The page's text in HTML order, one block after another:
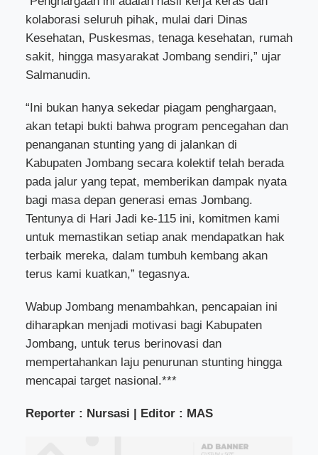
kolaborasi seluruh pihak, mulai dari Dinas
Kesehatan, Puskesmas, tenaga kesehatan, rumah
sakit, hingga masyarakat Jombang sendiri,” ujar
Salmanudin.
“Ini bukan hanya sekedar piagam penghargaan,
akan tetapi bukti bahwa program pencegahan dan
penanganan stunting yang di jalankan di
Kabupaten Jombang secara kolektif telah berada
pada jalur yang tepat, memberikan dampak nyata
bagi masa depan generasi emas Jombang.
Tentunya di Hari Jadi ke-115 ini, komitmen kami
untuk memastikan setiap anak mendapatkan hak
terbaik mereka, dalam tumbuh kembang akan
terus kami kuatkan,” tegasnya.
Wabup Jombang menambahkan, pencapaian ini
diharapkan menjadi motivasi bagi Kabupaten
Jombang, untuk terus berinovasi dan
mempertahankan laju penurunan stunting hingga
mencapai target nasional.***
Reporter : Nursasi | Editor : MAS